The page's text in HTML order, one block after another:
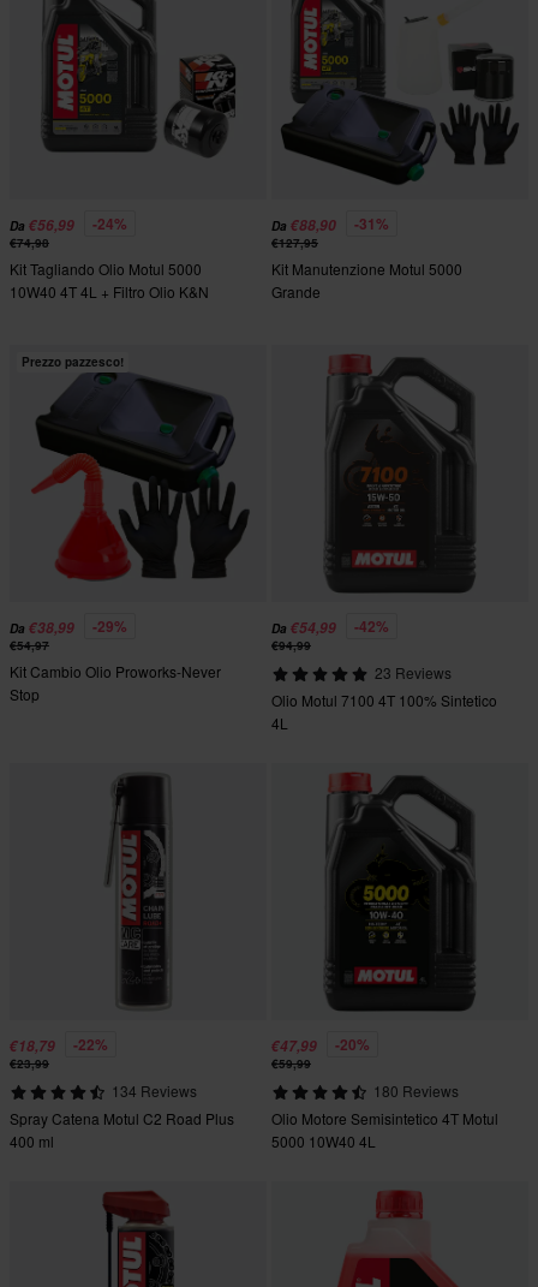
Da €56,99 -24%
€74,98
Kit Tagliando Olio Motul 5000
10W40 4T 4L + Filtro Olio K&N
Da €88,90 -31%
€127,95
Kit Manutenzione Motul 5000
Grande
Prezzo pazzesco!
Da €38,99 -29%
€54,97
Kit Cambio Olio Proworks-Never
Stop
Da €54,99 -42%
€94,99
23 Reviews
Olio Motul 7100 4T 100% Sintetico
4L
€18,79 -22%
€23,99
134 Reviews
Spray Catena Motul C2 Road Plus
400 ml
€47,99 -20%
€59,99
180 Reviews
Olio Motore Semisintetico 4T Motul
5000 10W40 4L